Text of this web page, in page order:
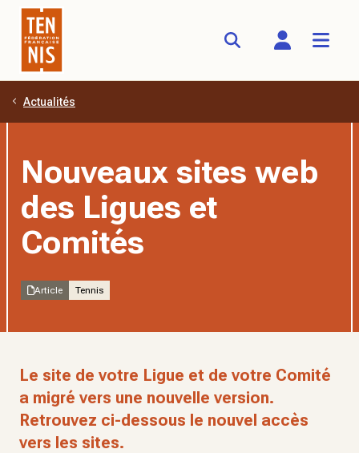
Aller au contenu principal
Actualités
Nouveaux sites web
des Ligues et
Comités
Article Tennis
Le site de votre Ligue et de votre Comité
a migré vers une nouvelle version.
Retrouvez ci-dessous le nouvel accès
vers les sites.